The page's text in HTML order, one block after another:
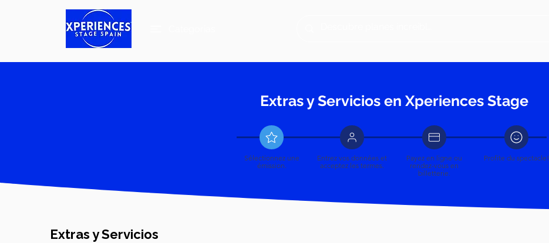
Extras y Servicios en Xperiences Stage
Sélectionnez une
émission.
Entrez vos données et
acceptez les termes.
Payez en ligne ou
rendez-vous en
billetterie.
Profite du spectacle!
Extras y Servicios